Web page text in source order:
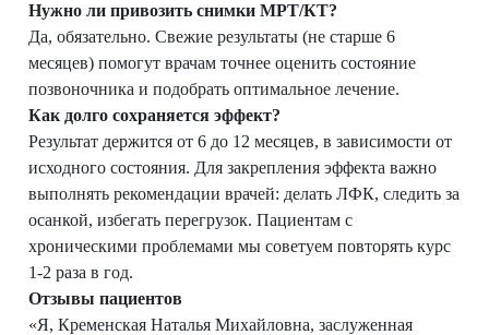
Нужно ли привозить снимки МРТ/КТ?
Да, обязательно. Свежие результаты (не старше 6
месяцев) помогут врачам точнее оценить состояние
позвоночника и подобрать оптимальное лечение.
Как долго сохраняется эффект?
Результат держится от 6 до 12 месяцев, в зависимости от
исходного состояния. Для закрепления эффекта важно
выполнять рекомендации врачей: делать ЛФК, следить за
осанкой, избегать перегрузок. Пациентам с
хроническими проблемами мы советуем повторять курс
1-2 раза в год.
Отзывы пациентов
«Я, Кременская Наталья Михайловна, заслуженная